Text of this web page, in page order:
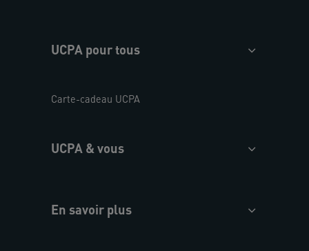
UCPA pour tous
Carte-cadeau UCPA
UCPA & vous
En savoir plus